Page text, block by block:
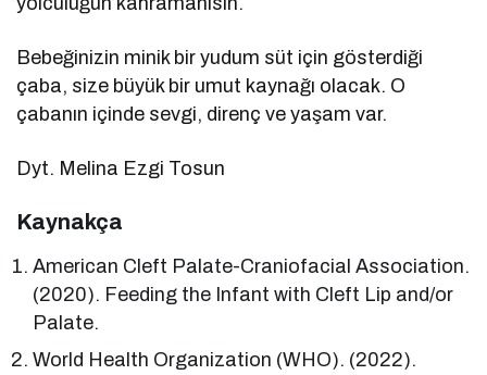
Bebeğinizin minik bir yudum süt için gösterdiği
çaba, size büyük bir umut kaynağı olacak. O
çabanın içinde sevgi, direnç ve yaşam var.
Dyt. Melina Ezgi Tosun
Kaynakça
American Cleft Palate-Craniofacial Association.
(2020). Feeding the Infant with Cleft Lip and/or
Palate.
World Health Organization (WHO). (2022).